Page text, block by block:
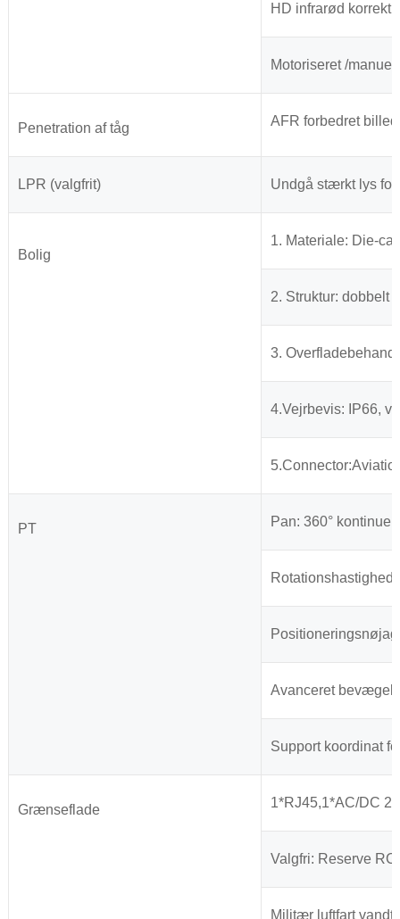
HD infrarød
Motoriseret /
Penetration af tåg AFR forbedret
LPR (valgfrit) Undgå stærkt lys
Bolig
1. Materiale: Die-
2. Struktur: dobbelt
3.
4.Vejrbevis: IP66,
PT Pan: 360°
Avanceret
Support koordinat
Grænseflade 1*RJ45,1*AC/DC
Valgfri: Reserve
Militær luftfart